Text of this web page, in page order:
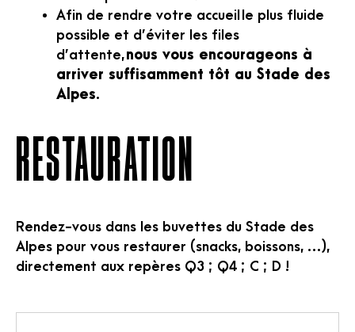
Afin de rendre votre accueil le plus fluide
possible et d’éviter les files
d’attente,nous vous encourageons à
arriver suffisamment tôt au Stade des
Alpes.
Restauration
Rendez-vous dans les buvettes du Stade des
Alpes pour vous restaurer (snacks, boissons, …),
directement aux repères Q3 ; Q4 ; C ; D !